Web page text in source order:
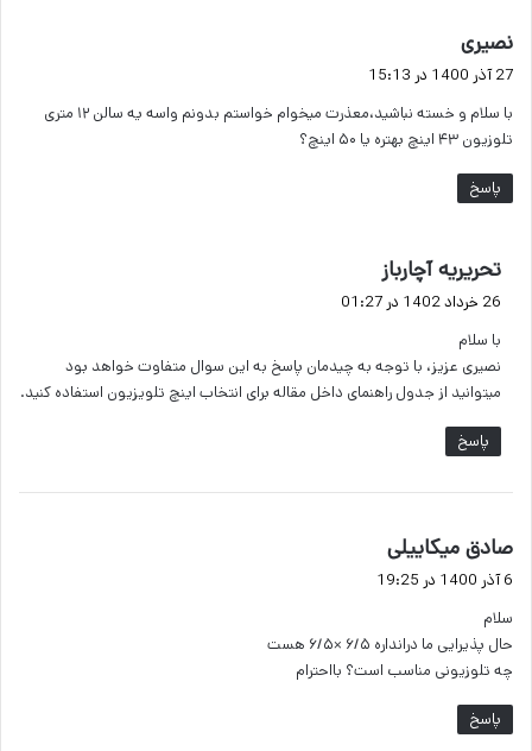
نصیری
ف
:
27 آذر 1400 در 15:13
با سلام و خسته نباشید،معذرت میخوام خواستم بدونم واسه یه سالن ۱۲ متری
تلوزیون ۴۳ اینچ بهتره یا ۵۰ اینچ؟
پاسخ
تحریریه آچارباز
ف
26 خرداد 1402 در 01:27
با سلام
نصیری عزیز، با توجه به چیدمان پاسخ به این سوال متفاوت خواهد بود
میتوانید از جدول راهنمای داخل مقاله برای انتخاب اینچ تلویزیون استفاده کنید.
پاسخ
صادق میکاییلی
ف
6 آذر 1400 در 19:25
سلام
حال پذیرایی ما درانداره ۶/۵ ×۶/۵ هست
چه تلوزیونی مناسب است؟ بااحترام
پاسخ